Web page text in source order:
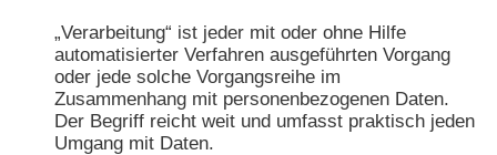
„Verarbeitung“ ist jeder mit oder ohne Hilfe
automatisierter Verfahren ausgeführten Vorgang
oder jede solche Vorgangsreihe im
Zusammenhang mit personenbezogenen Daten.
Der Begriff reicht weit und umfasst praktisch jeden
Umgang mit Daten.